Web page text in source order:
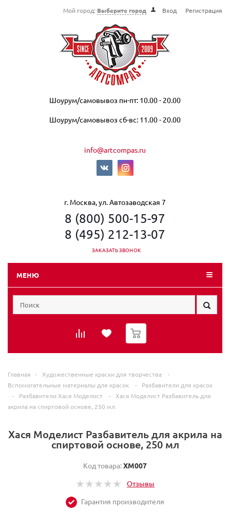
Мой город: Выберите город Вход Регистрация
Шоурум/самовывоз пн-пт: 10.00 - 20.00
Шоурум/самовывоз сб-вс: 11.00 - 20.00
info@artcompas.ru
г. Москва, ул. Автозаводская 7
8 (800) 500-15-97
8 (495) 212-13-07
ЗАКАЗАТЬ ЗВОНОК
МЕНЮ
0
Главная - Художественные краски для творчества
-
Вспомогательные материалы для красок
-
Разбавители для красок
-
Разбавители Хася Моделист -
Хася Моделист Разбавитель для
акрила на спиртовой основе, 250 мл
Хася Моделист Разбавитель для акрила на
спиртовой основе, 250 мл
Код товара:ХМ007
Отзывы
Гарантия производителя